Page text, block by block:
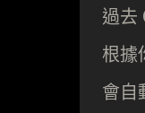
過去
根據
會自